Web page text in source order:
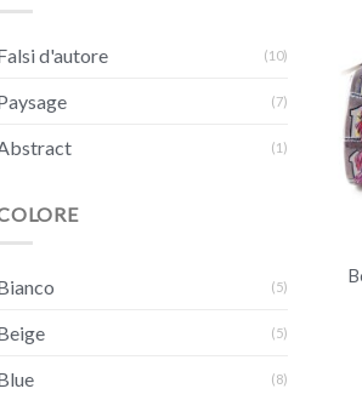
d'autore (10)
(7)
(1)
(5)
(5)
(8)